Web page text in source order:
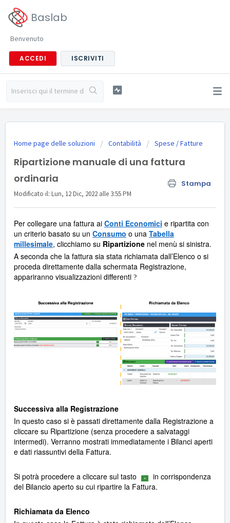
Baslab
Benvenuto
ACCEDI ISCRIVITI
Home page delle soluzioni Contabilità Spese / Fatture
Ripartizione manuale di una fattura
ordinaria
Stampa
Modificato il: Lun, 12 Dic, 2022 alle 3:55 PM
Per collegare una fattura ai Conti Economici e ripartita con
un criterio basato su un Consumo o una Tabella
millesimale, clicchiamo su Ripartizione nel menù si sinistra.
A seconda che la fattura sia stata richiamata dall’Elenco o si
proceda direttamente dalla schermata Registrazione,
appariranno visualizzazioni differenti ?
Successiva alla Registrazione
In questo caso si è passati direttamente dalla Registrazione a
cliccare su Ripartizione (senza procedere a salvataggi
intermedi). Verranno mostrati immediatamente i Bilanci aperti
e dati riassuntivi della Fattura.
Si potrà procedere a cliccare sul tasto
in corrispondenza
del Bilancio aperto su cui ripartire la Fattura.
Richiamata da Elenco